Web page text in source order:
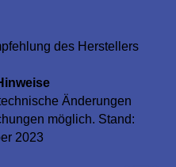
des Herstellers
Änderungen
möglich. Stand:
2023